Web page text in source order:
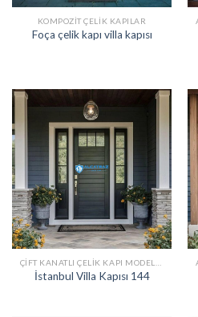
KOMPOZIT ÇELIK KAPILAR
Foça çelik kapı villa kapısı
İstanbul Villa Kapısı 144